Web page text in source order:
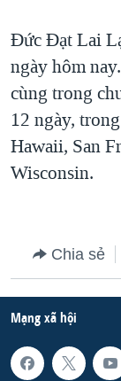
Đức Đạt Lai
ngày hôm
cùng trong
12 ngày,
Hawaii, San
Wisconsin.
Chia sẻ
Mạng xã hội